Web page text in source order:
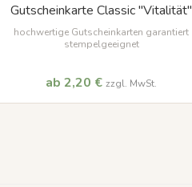
Gutscheinkarte Classic "Vitalität"
hochwertige Gutscheinkarten garantiert
stempelgeeignet
ab 2,20 € zzgl. MwSt.